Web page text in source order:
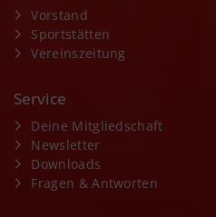
Vorstand
Sportstätten
Vereinszeitung
Service
Deine Mitgliedschaft
Newsletter
Downloads
Fragen & Antworten